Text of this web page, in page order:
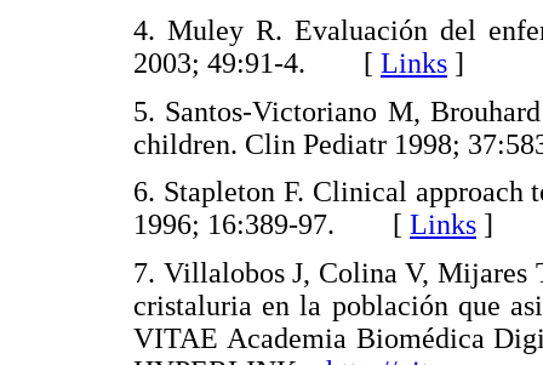
4. Muley R. Evaluación del
2003; 49:91-4. [ Links ]
5. Santos-Victoriano M,
children. Clin Pediatr 1998;
6. Stapleton F. Clinical
1996; 16:389-97. [ Links ]
7. Villalobos J, Colina V,
cristaluria en la población que
VITAE Academia Biomédica